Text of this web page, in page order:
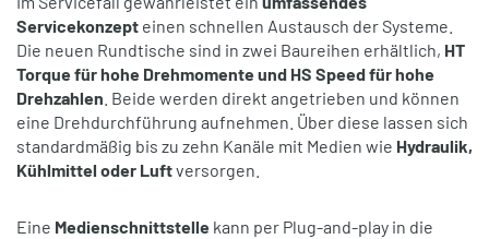
Servicekonzept einen schnellen Austausch der Systeme.
Die neuen Rundtische sind in zwei Baureihen erhältlich, HT
Torque für hohe Drehmomente und HS Speed für hohe
Drehzahlen . Beide werden direkt angetrieben und können
eine Drehdurchführung aufnehmen. Über diese lassen sich
standardmäßig bis zu zehn Kanäle mit Medien wie Hydraulik,
Kühlmittel oder Luftversorgen.
Eine Medienschnittstelle kann per Plug-and-play in die